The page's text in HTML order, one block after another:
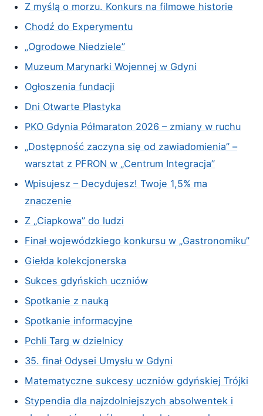
Z myślą o morzu. Konkurs na filmowe historie
Chodź do Experymentu
„Ogrodowe Niedziele”
Muzeum Marynarki Wojennej w Gdyni
Ogłoszenia fundacji
Dni Otwarte Plastyka
PKO Gdynia Półmaraton 2026 – zmiany w ruchu
„Dostępność zaczyna się od zawiadomienia” –
warsztat z PFRON w „Centrum Integracja”
Wpisujesz – Decydujesz! Twoje 1,5% ma
znaczenie
Z „Ciapkowa” do ludzi
Finał wojewódzkiego konkursu w „Gastronomiku”
Giełda kolekcjonerska
Sukces gdyńskich uczniów
Spotkanie z nauką
Spotkanie informacyjne
Pchli Targ w dzielnicy
35. finał Odysei Umysłu w Gdyni
Matematyczne sukcesy uczniów gdyńskiej Trójki
Stypendia dla najzdolniejszych absolwentek i